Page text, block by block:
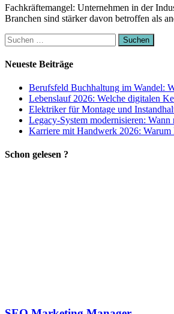
Fachkräftemangel: Unternehmen in der
Branchen sind stärker davon betroffen als
Suchen
nach:
Neueste Beiträge
Berufsfeld Buchhaltung im Wandel:
Lebenslauf 2026: Welche digitalen
Elektriker für Montage und
Legacy-System modernisieren:
Karriere mit Handwerk 2026: Warum
Schon gelesen ?